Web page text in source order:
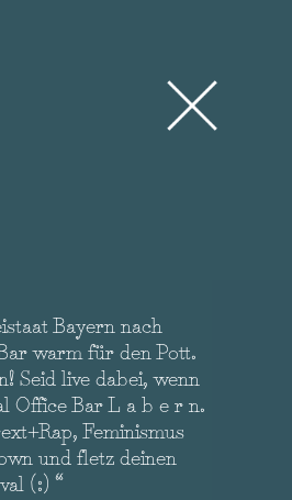
Bayern nach
warm für den Pott.
Seid live dabei, wenn
Office Bar L a b e r n.
Feminismus
und fletz deinen
(:) “